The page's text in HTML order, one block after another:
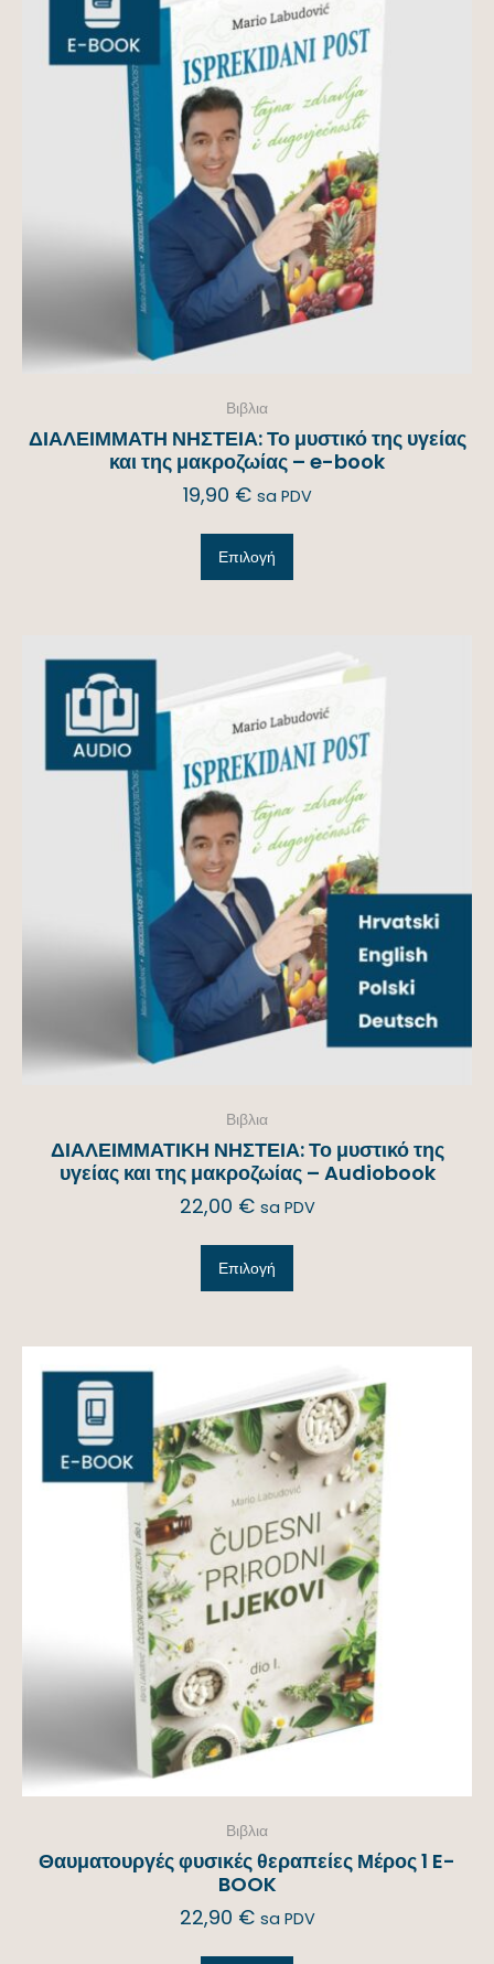
Βιβλια
ΔΙΑΛΕΙΜΜΑΤΗ ΝΗΣΤΕΙΑ: Το μυστικό της υγείας
και της μακροζωίας – e-book
19,90 € sa PDV
Επιλογή
Βιβλια
ΔΙΑΛΕΙΜΜΑΤΙΚΗ ΝΗΣΤΕΙΑ: Το μυστικό της
υγείας και της μακροζωίας – Audiobook
22,00 € sa PDV
Επιλογή
Βιβλια
Θαυματουργές φυσικές θεραπείες Μέρος 1 E-
BOOK
22,90 € sa PDV